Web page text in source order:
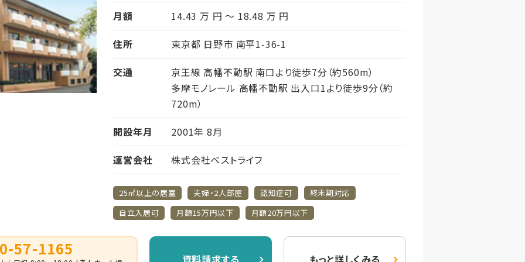
月額
14.43 万 円 ～ 18.48 万 円
住所
東京都 日野市 南平1-36-1
交通
京王線 高幡不動駅 南口より徒歩7分（約560m）
多摩モノレール 高幡不動駅 出入口1より徒歩9分（約
720m）
開設年月
2001年 8月
運営会社
株式会社ベストライフ
25㎡以上の居室 夫婦・2人部屋 認知症可
終末期対応
自立入居可
月額15万円以下 月額20万円以下
57-1165
資料請求する もっと詳しくみる